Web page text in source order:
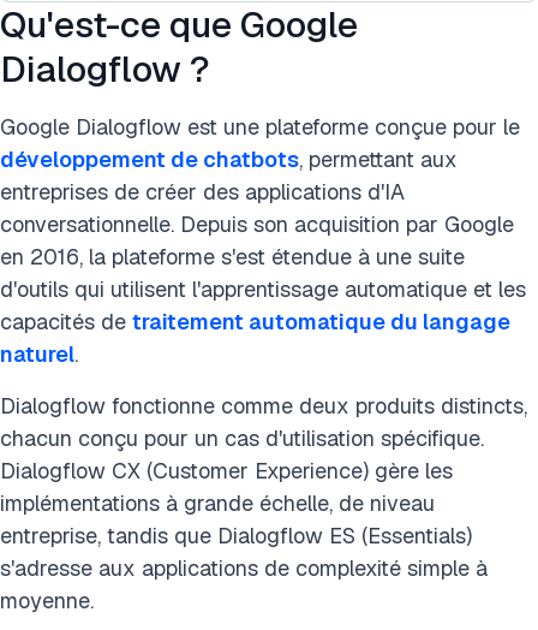
Qu'est-ce que Google
Dialogflow ?
Google Dialogflow est une plateforme conçue pour le
développement de chatbots, permettant aux
entreprises de créer des applications d'IA
conversationnelle. Depuis son acquisition par Google
en 2016, la plateforme s'est étendue à une suite
d'outils qui utilisent l'apprentissage automatique et les
capacités de traitement automatique du langage
naturel.
Dialogflow fonctionne comme deux produits distincts,
chacun conçu pour un cas d'utilisation spécifique.
Dialogflow CX (Customer Experience) gère les
implémentations à grande échelle, de niveau
entreprise, tandis que Dialogflow ES (Essentials)
s'adresse aux applications de complexité simple à
moyenne.